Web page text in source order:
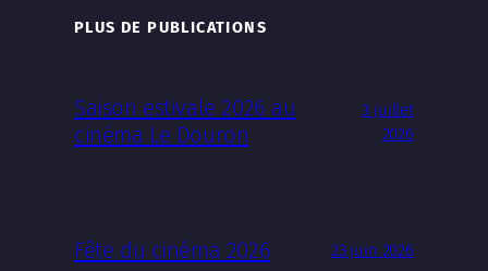
PLUS DE PUBLICATIONS
Saison estivale 2026 au
cinéma Le Douron
3 juillet
2026
Fête du cinéma 2026 23 juin 2026